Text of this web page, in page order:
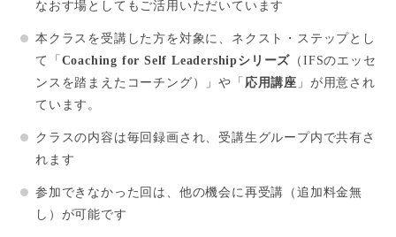
なおす場としてもご活用いただいています
本クラスを受講した方を対象に、ネクスト・ステップとし
て「 Coaching for Self Leadershipシリーズ （IFSのエッセ
ンスを踏まえたコーチング）」や「 応用講座 」が用意され
ています。
クラスの内容は毎回録画され、受講生グループ内で共有さ
れます
参加できなかった回は、他の機会に再受講（追加料金無
し）が可能です